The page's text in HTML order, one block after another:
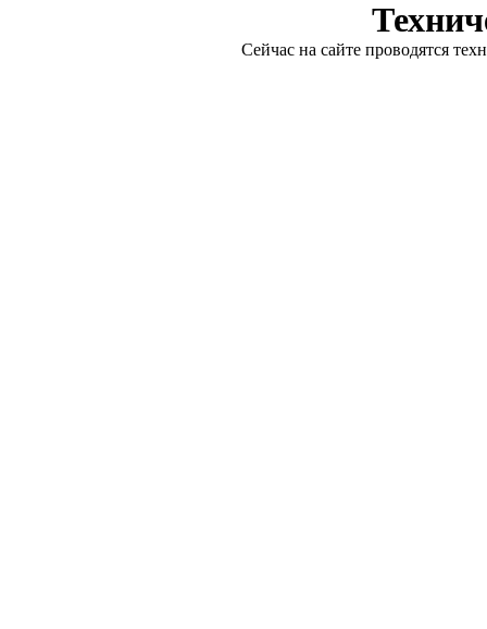
Сейчас на сайте проводятся